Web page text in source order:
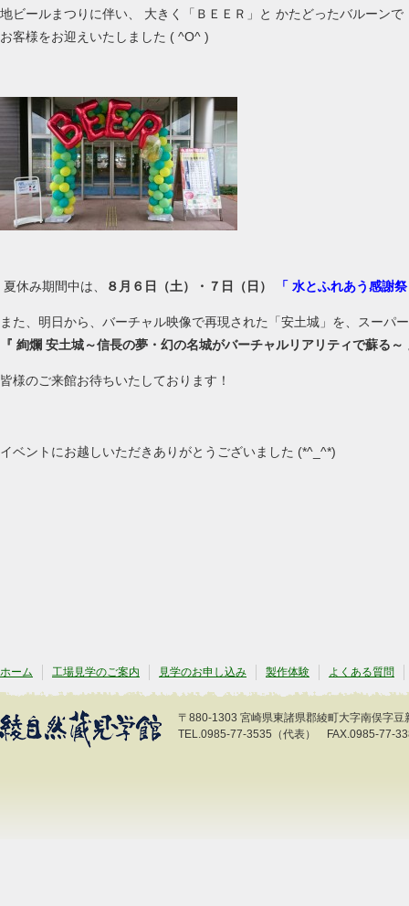
地ビールまつりに伴い、 大きく「ＢＥＥＲ」と かたどったバルーンで
お客様をお迎えいたしました ( ^О^ )
夏休み期間中は、 ８月６日（土）・７日（日） 「 水とふれあう感謝
また、明日から、バーチャル映像で再現された「安土城」を、スーパ
『 絢爛 安土城～信長の夢・幻の名城がバーチャルリアリティで蘇る～
皆様のご来館お待ちいたしております！
イベントにお越しいただきありがとうございました (*^_^*)
ホーム 工場見学のご案内 見学のお申し込み 製作体験 よくある質問
〒880-1303 宮崎県東諸県郡綾町大字南俣字豆
TEL.0985-77-3535（代表） FAX.0985-77-